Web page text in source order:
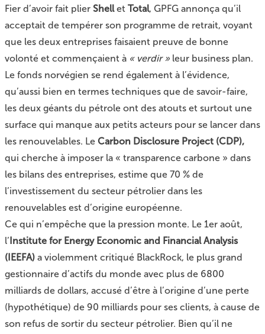
Fier d’avoir fait plier Shellet Total, GPFG annonça qu’il
acceptait de tempérer son programme de retrait, voyant
que les deux entreprises faisaient preuve de bonne
volonté et commençaient à « verdir »leur business plan.
Le fonds norvégien se rend également à l’évidence,
qu’aussi bien en termes techniques que de savoir-faire,
les deux géants du pétrole ont des atouts et surtout une
surface qui manque aux petits acteurs pour se lancer dans
les renouvelables. Le Carbon Disclosure Project (CDP),
qui cherche à imposer la « transparence carbone » dans
les bilans des entreprises, estime que 70 % de
l’investissement du secteur pétrolier dans les
renouvelables est d’origine européenne.
Ce qui n’empêche que la pression monte. Le 1er août,
l’ Institute for Energy Economic and Financial Analysis
(IEEFA) a violemment critiqué BlackRock, le plus grand
gestionnaire d’actifs du monde avec plus de 6800
milliards de dollars, accusé d’être à l’origine d’une perte
(hypothétique) de 90 milliards pour ses clients, à cause de
son refus de sortir du secteur pétrolier. Bien qu’il ne